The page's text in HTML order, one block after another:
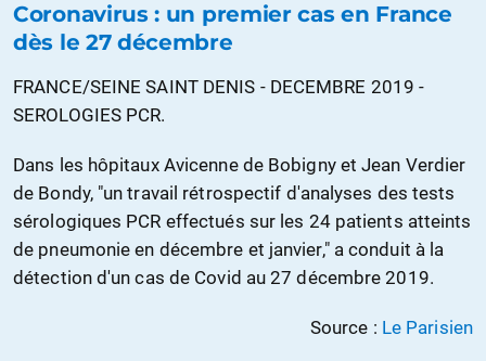
Coronavirus : un premier cas en France
dès le 27 décembre
FRANCE/SEINE SAINT DENIS - DECEMBRE 2019 -
SEROLOGIES PCR.
Dans les hôpitaux Avicenne de Bobigny et Jean Verdier
de Bondy, "un travail rétrospectif d'analyses des tests
sérologiques PCR effectués sur les 24 patients atteints
de pneumonie en décembre et janvier," a conduit à la
détection d'un cas de Covid au 27 décembre 2019.
Source : Le Parisien